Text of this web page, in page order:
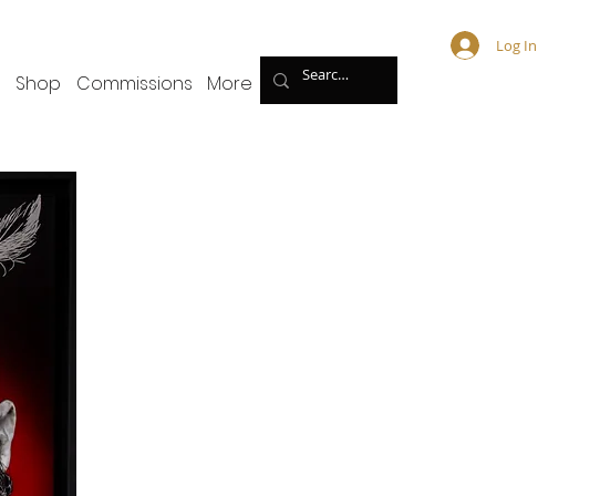
Shop Commissions More
Log In